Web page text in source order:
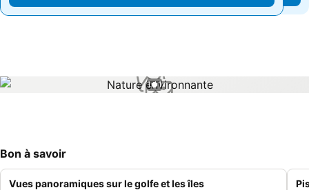
1 / 1
Bon à savoir
Vues panoramiques sur le golfe et les îles